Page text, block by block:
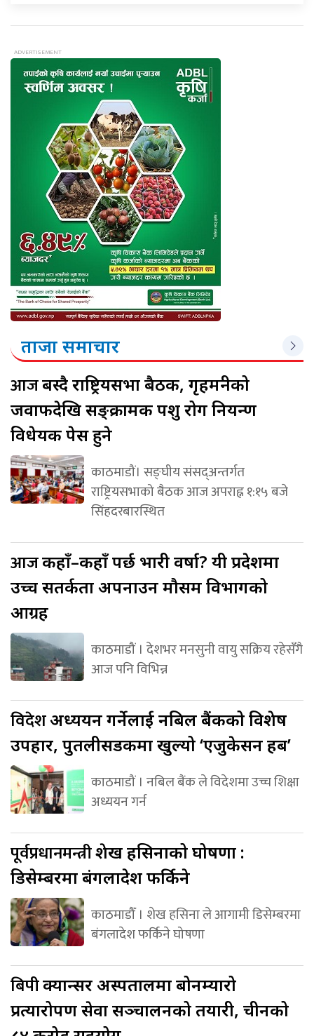
ताजा समाचार
आजबस्दै राष्ट्रियसभा बैठक, गृहमन्त्रीको
जवाफदेखि सङ्क्रामक पशु रोग नियन्त्रण
विधेयक पेस हुने
काठमाडौं। सङ्घीय संसद्अन्तर्गत
राष्ट्रियसभाको बैठक आज अपराह्न १:१५ बजे
सिंहदरबारस्थित
आजकहाँ–कहाँ पर्छ भारी वर्षा? यी प्रदेशमा
उच्च सतर्कता अपनाउन मौसम विभागको
आग्रह
काठमाडौं । देशभर मनसुनी वायु सक्रिय रहेसँगै
आज पनि विभिन्न
विदेशअध्ययन गर्नेलाई नबिल बैंकको विशेष
उपहार, पुतलीसडकमा खुल्यो ‘एजुकेसन हब’
काठमाडौं । नबिल बैंक ले विदेशमा उच्च शिक्षा
अध्ययन गर्न
पूर्वप्रधानमन्त्रीशेख हसिनाको घोषणा :
डिसेम्बरमा बंगलादेश फर्किने
काठमाडौँ । शेख हसिना ले आगामी डिसेम्बरमा
बंगलादेश फर्किने घोषणा
बिपीक्यान्सर अस्पतालमा बोनम्यारो
प्रत्यारोपण सेवा सञ्चालनको तयारी, चीनको